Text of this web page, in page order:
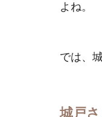
よね。
では、
城戸